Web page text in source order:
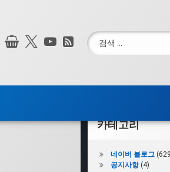
스북
스타그램
상점 X.com
YouTube
RSS검색:
카테고리
네이버 블로그
공지사항(4)